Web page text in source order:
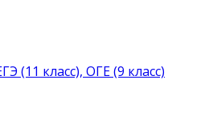
(11 класс), ОГЕ (9 класс)